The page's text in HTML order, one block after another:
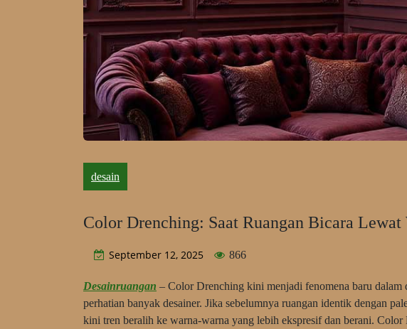
desain
Color Drenching: Saat Ruangan Bicara Lewat
September 12, 2025 866
Desainruangan – Color Drenching kini menjadi fenomena baru dalam
perhatian banyak desainer. Jika sebelumnya ruangan identik dengan
kini tren beralih ke warna-warna yang lebih ekspresif dan berani. Color